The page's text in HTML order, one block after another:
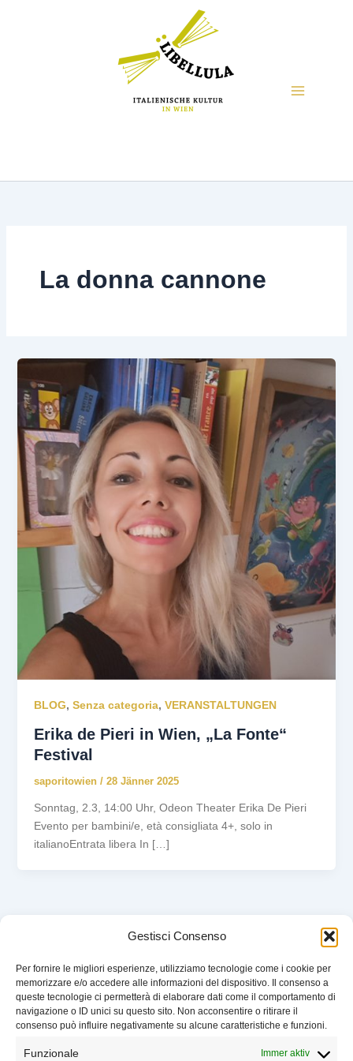
Gestisci Consenso
Per fornire le migliori esperienze, utilizziamo tecnologie come i cookie per
memorizzare e/o accedere alle informazioni del dispositivo. Il consenso a
queste tecnologie ci permetterà di elaborare dati come il comportamento di
navigazione o ID unici su questo sito. Non acconsentire o ritirare il
consenso può influire negativamente su alcune caratteristiche e funzioni.
Funzionale Immer aktiv
La donna cannone
BLOG, Senza categoria, VERANSTALTUNGEN
Erika de Pieri in Wien, „La Fonte“
Festival
saporitowien / 28 Jänner 2025
Sonntag, 2.3, 14:00 Uhr, Odeon Theater Erika De Pieri
Evento per bambini/e, età consigliata 4+, solo in
italianoEntrata libera In […]
VERANSTALTUNGEN
WER WIR SIND
UNTERSTÜTZEN